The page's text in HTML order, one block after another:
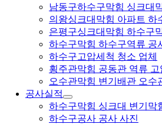
남동구하수구막힘 싱크대
의왕싱크대막힘 아파트 하
은평구싱크대막힘 하수구
하수구막힘 하수구역류 공
하수구고압세척 청소 업체
횡주관막힘 공동관 역류
오수관막힘 변기배관 오수
공사실적
하수구막힘 싱크대 변기막
하수구공사 공사 사진